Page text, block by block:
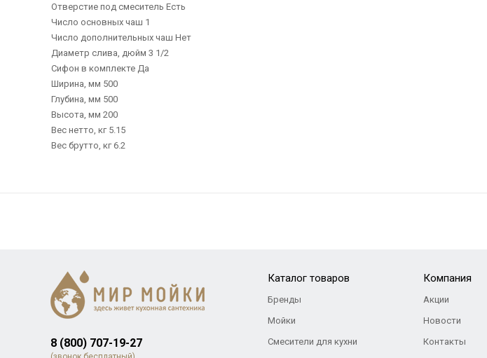
Отверстие под смеситель Есть
Число основных чаш 1
Число дополнительных чаш Нет
Диаметр слива, дюйм 3 1/2
Сифон в комплекте Да
Ширина, мм 500
Глубина, мм 500
Высота, мм 200
Вес нетто, кг 5.15
Вес брутто, кг 6.2
8 (800) 707-19-27
Каталог товаров
Бренды
Мойки
Смесители для кухни
Компания
Акции
Новости
Контакты